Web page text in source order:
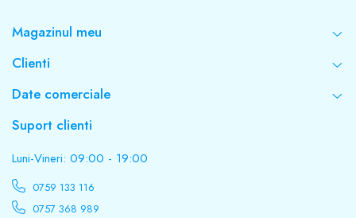
Magazinul meu
Clienti
Date comerciale
Suport clienti
Luni-Vineri: 09:00 - 19:00
0759 133 116
0757 368 989